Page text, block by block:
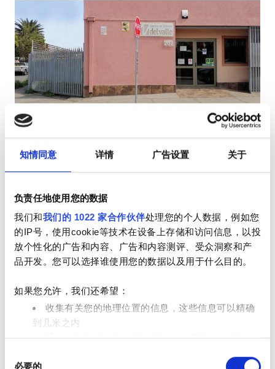
知情同意 详情 广告设置 关于
负责任地使用您的数据
我们和我们的 1022 家合作伙伴处理您的个人数据，例如您
的IP号，使用cookie等技术在设备上存储和访问信息，以投
放个性化的广告和内容、广告和内容测评、受众洞察和产
品开发。您可以选择谁使用您的数据以及用于什么目的。
如果您允许，我们还希望：
收集有关您的地理位置的信息，这些信息可以精确
到几米之内
通过主动扫描特定特征（指纹）来识别您的设备
查找有关您的个人数据如何处理的更多信息，
必要的
接收
HIV患者
乙型肝炎患者
丙型肝炎患者
GHIC
设施
小吃
免费WiFi
电视屏幕
免费接送
免费停车
价格
Diaverum Llay Llay
0.67 距离市中心公里数
每次治疗
透析HD €225
预订